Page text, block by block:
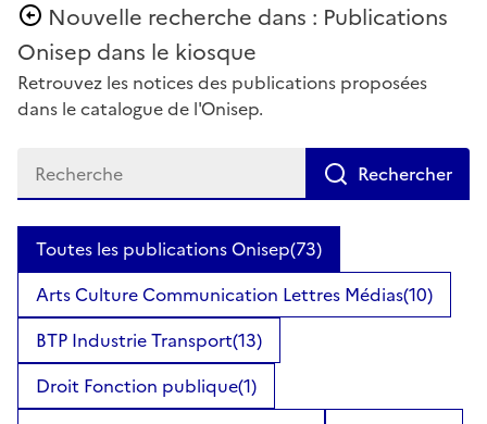
Publications
Onisep dans le kiosque
Retrouvez les notices des publications proposées
dans le catalogue de l'Onisep.
Toutes les publications Onisep(73)
Arts Culture Communication Lettres Médias(10)
BTP Industrie Transport(13)
Droit Fonction publique(1)